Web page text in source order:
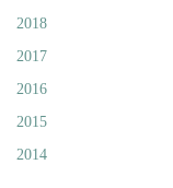
2018
2017
2016
2015
2014